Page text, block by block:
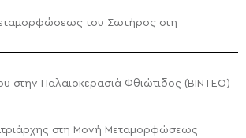
του Σωτήρος στη
στην Παλαιοκερασιά Φθιώτιδος (ΒΙΝΤΕΟ)
στη Μονή Μεταμορφώσεως